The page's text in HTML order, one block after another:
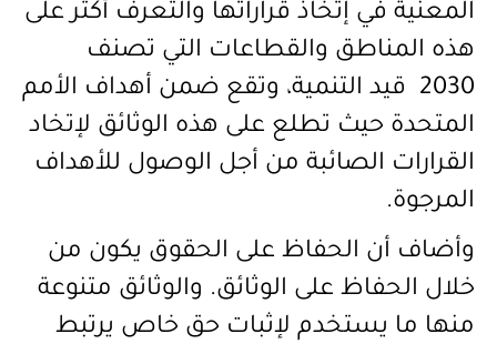
المعنية في إتخاذ قراراتها والتعرف أكثر على
هذه المناطق والقطاعات التي تصنف
2030 قيد التنمية، وتقع ضمن أهداف الأمم
المتحدة حيث تطلع على هذه الوثائق لإتخاد
القرارات الصائبة من أجل الوصول للأهداف
المرجوة.
وأضاف أن الحفاظ على الحقوق يكون من
خلال الحفاظ على الوثائق. والوثائق متنوعة
منها ما يستخدم لإثبات حق خاص يرتبط